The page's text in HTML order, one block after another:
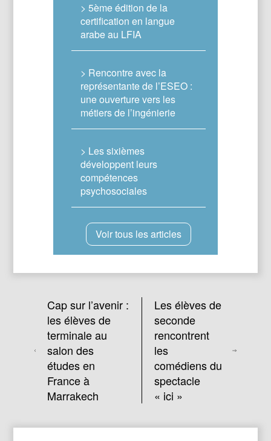
> 5ème édition de la
certification en langue
arabe au LFIA
> Rencontre avec la
représentante de l’ESEO :
une ouverture vers les
métiers de l’ingénierie
> Les sixièmes
développent leurs
compétences
psychosociales
Voir tous les articles
Cap sur l’avenir :
les élèves de
terminale au
salon des
études en
France à
Marrakech
Les élèves de
seconde
rencontrent
les
comédiens du
spectacle
« ici »